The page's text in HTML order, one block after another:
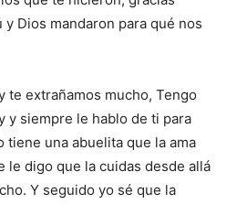
Dios mandaron para qué nos
te extrañamos mucho, Tengo
y siempre le hablo de ti para
tiene una abuelita que la ama
le digo que la cuidas desde allá
Y seguido yo sé que la